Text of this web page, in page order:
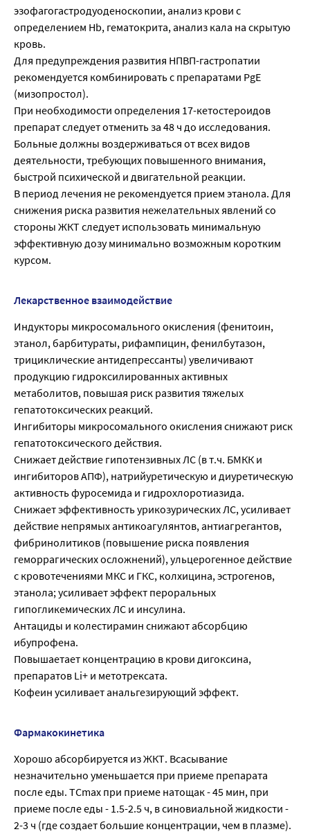
эзофагогастродуоденоскопии, анализ крови с
определением Hb, гематокрита, анализ кала на скрытую
кровь.
Для предупреждения развития НПВП-гастропатии
рекомендуется комбинировать с препаратами PgE
(мизопростол).
При необходимости определения 17-кетостероидов
препарат следует отменить за 48 ч до исследования.
Больные должны воздерживаться от всех видов
деятельности, требующих повышенного внимания,
быстрой психической и двигательной реакции.
В период лечения не рекомендуется прием этанола. Для
снижения риска развития нежелательных явлений со
стороны ЖКТ следует использовать минимальную
эффективную дозу минимально возможным коротким
курсом.
Лекарственное взаимодействие
Индукторы микросомального окисления (фенитоин,
этанол, барбитураты, рифампицин, фенилбутазон,
трициклические антидепрессанты) увеличивают
продукцию гидроксилированных активных
метаболитов, повышая риск развития тяжелых
гепатотоксических реакций.
Ингибиторы микросомального окисления снижают риск
гепатотоксического действия.
Снижает действие гипотензивных ЛС (в т.ч. БМКК и
ингибиторов АПФ), натрийуретическую и диуретическую
активность фуросемида и гидрохлоротиазида.
Снижает эффективность урикозурических ЛС, усиливает
действие непрямых антикоагулянтов, антиагрегантов,
фибринолитиков (повышение риска появления
геморрагических осложнений), ульцерогенное действие
с кровотечениями МКС и ГКС, колхицина, эстрогенов,
этанола; усиливает эффект пероральных
гипогликемических ЛС и инсулина.
Антациды и колестирамин снижают абсорбцию
ибупрофена.
Повышаетает концентрацию в крови дигоксина,
препаратов Li+ и метотрексата.
Кофеин усиливает анальгезирующий эффект.
Фармакокинетика
Хорошо абсорбируется из ЖКТ. Всасывание
незначительно уменьшается при приеме препарата
после еды. TCmax при приеме натощак - 45 мин, при
приеме после еды - 1.5-2.5 ч, в синовиальной жидкости -
2-3 ч (где создает большие концентрации, чем в плазме).